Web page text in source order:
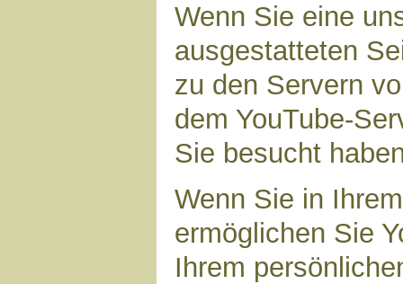
Wenn Sie eine
ausgestatteten
zu den Servern
dem YouTube-
Sie besucht
Wenn Sie in
ermöglichen Sie
Ihrem